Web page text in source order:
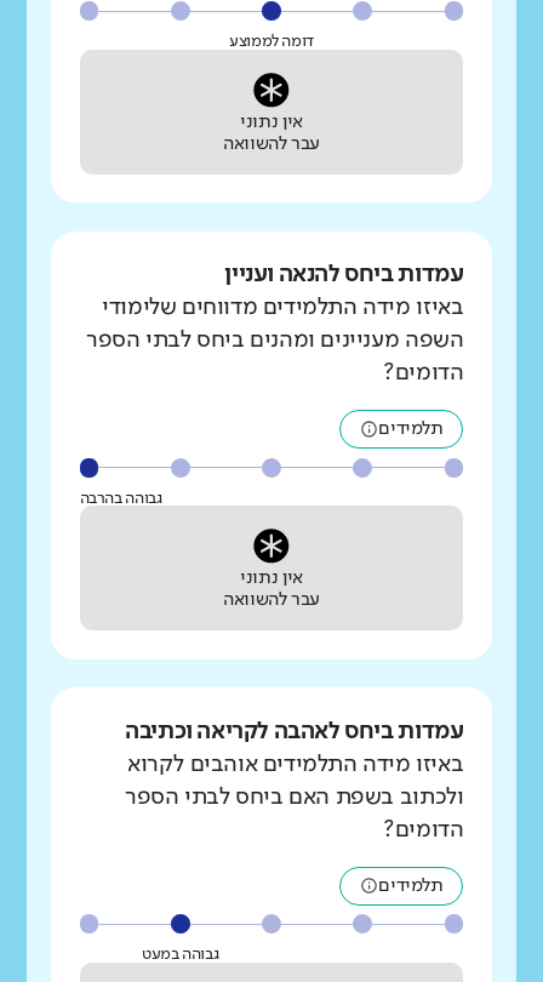
דומה לממוצע
אין נתוני
עבר להשוואה
עמדות ביחס להנאה ועניין
באיזו מידה התלמידים מדווחים שלימודי
השפה מעניינים ומהנים ביחס לבתי הספר
הדומים?
תלמידים
גבוהה בהרבה
אין נתוני
עבר להשוואה
עמדות ביחס לאהבה לקריאה וכתיבה
באיזו מידה התלמידים אוהבים לקרוא
ולכתוב בשפת האם ביחס לבתי הספר
הדומים?
תלמידים
גבוהה במעט